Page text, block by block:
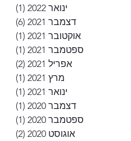
ינואר 2022
(1)
דצמבר 2021
(6)
אוקטובר 2021
(1)
ספטמבר 2021
(1)
אפריל 2021
(2)
מרץ 2021
(1)
ינואר 2021
(1)
דצמבר 2020
(1)
ספטמבר 2020
(1)
אוגוסט 2020
(2)